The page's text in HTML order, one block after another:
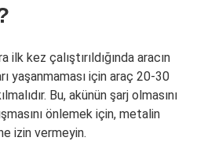
ilk kez çalıştırıldığında aracın
yaşanmaması için araç 20-30
Bu, akünün şarj olmasını
önlemek için, metalin
izin vermeyin.